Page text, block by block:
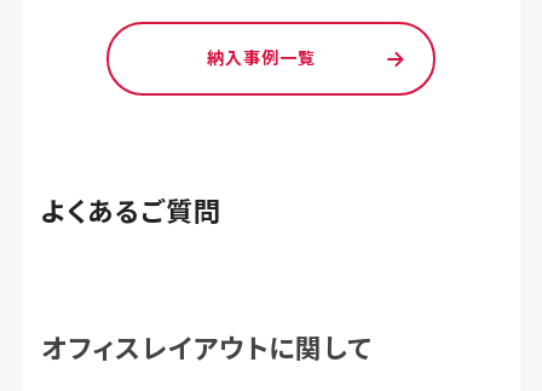
納入事例一覧
よくあるご質問
オフィスレイアウトに関して